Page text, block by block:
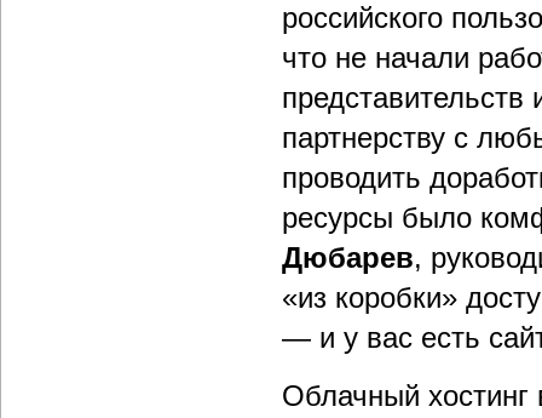
российского
что не начали
партнерству с
проводить
ресурсы было
Дюбарев,
«из коробки»
— и у вас есть
Облачный хостинг